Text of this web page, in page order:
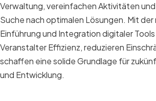
Verwaltung, vereinfachen Aktivitäten
Suche nach optimalen Lösungen. Mit
Einführung und Integration digitaler
Veranstalter Effizienz, reduzieren
schaffen eine solide Grundlage für
und Entwicklung.